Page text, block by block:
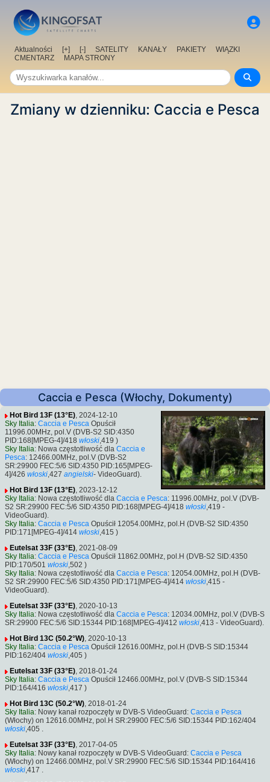
Aktualności [+] [-] SATELITY KANAŁY PAKIETY
WIĄZKI
CMENTARZ
MAPA STRONY
Zmiany w dzienniku: Caccia e Pesca
Caccia e Pesca (Włochy, Dokumenty)
Hot Bird 13F (13°E), 2024-12-10
Sky Italia: Caccia e Pesca Opuścił
11996.00MHz, pol.V (DVB-S2 SID:4350
PID:168[MPEG-4]/418 włoski,419 )
Sky Italia: Nowa częstotliwość dla Caccia e
Pesca: 12466.00MHz, pol.V (DVB-S2
SR:29900 FEC:5/6 SID:4350 PID:165[MPEG-
4]/426 włoski,427 angielski- VideoGuard).
Hot Bird 13F (13°E), 2023-12-12
Sky Italia: Nowa częstotliwość dla Caccia e Pesca: 11996.00MHz, pol.V (DVB-
S2 SR:29900 FEC:5/6 SID:4350 PID:168[MPEG-4]/418 włoski,419 -
VideoGuard).
Sky Italia: Caccia e Pesca Opuścił 12054.00MHz, pol.H (DVB-S2 SID:4350
PID:171[MPEG-4]/414 włoski,415 )
Eutelsat 33F (33°E), 2021-08-09
Sky Italia: Caccia e Pesca Opuścił 11862.00MHz, pol.H (DVB-S2 SID:4350
PID:170/501 włoski,502 )
Sky Italia: Nowa częstotliwość dla Caccia e Pesca: 12054.00MHz, pol.H (DVB-
S2 SR:29900 FEC:5/6 SID:4350 PID:171[MPEG-4]/414 włoski,415 -
VideoGuard).
Eutelsat 33F (33°E), 2020-10-13
Sky Italia: Nowa częstotliwość dla Caccia e Pesca: 12034.00MHz, pol.V (DVB-S
SR:29900 FEC:5/6 SID:15344 PID:168[MPEG-4]/412 włoski,413 - VideoGuard).
Hot Bird 13C (50.2°W), 2020-10-13
Sky Italia: Caccia e Pesca Opuścił 12616.00MHz, pol.H (DVB-S SID:15344
PID:162/404 włoski,405 )
Eutelsat 33F (33°E), 2018-01-24
Sky Italia: Caccia e Pesca Opuścił 12466.00MHz, pol.V (DVB-S SID:15344
PID:164/416 włoski,417 )
Hot Bird 13C (50.2°W), 2018-01-24
Sky Italia: Nowy kanał rozpoczęty w DVB-S VideoGuard: Caccia e Pesca
(Włochy) on 12616.00MHz, pol.H SR:29900 FEC:5/6 SID:15344 PID:162/404
włoski,405 .
Eutelsat 33F (33°E), 2017-04-05
Sky Italia: Nowy kanał rozpoczęty w DVB-S VideoGuard: Caccia e Pesca
(Włochy) on 12466.00MHz, pol.V SR:29900 FEC:5/6 SID:15344 PID:164/416
włoski,417 .